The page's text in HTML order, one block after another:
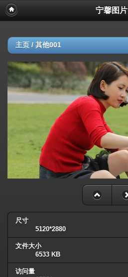
宁馨图片
主页 / 其他001
尺寸
5120*2880
文件大小
6533 KB
访问量